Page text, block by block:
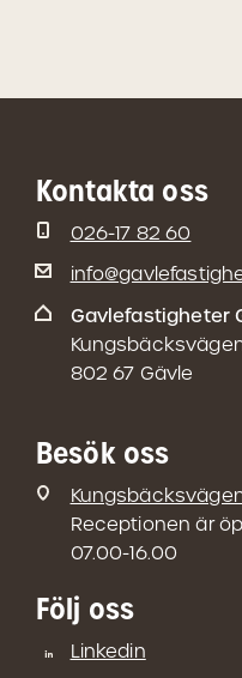
Kontakta oss
026-17 82 60
Gavlefastigheter
802 67 Gävle
Besök oss
Receptionen är
07.00-16.00
Följ oss
Linkedin